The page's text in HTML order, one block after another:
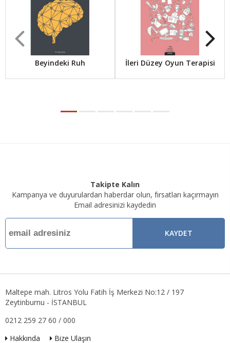
Beyindeki Ruh İleri Düzey Oyun Terapisi
Takipte Kalın
Kampanya ve duyurulardan haberdar olun, fırsatları kaçırmayın
Email adresinizi kaydedin
KAYDET
Maltepe mah. Litros Yolu Fatih İş Merkezi No:12 / 197
Zeytinburnu - İSTANBUL
0212 259 27 60 / 000
Hakkında
Bize Ulaşın